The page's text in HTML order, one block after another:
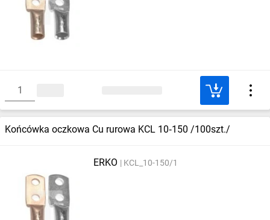
Końcówka oczkowa Cu rurowa KCL 10‑150 /100szt./
ERKO KCL_10-150/1